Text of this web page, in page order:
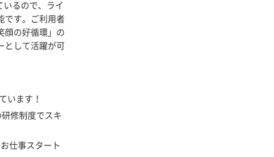
るので、ライ
です。ご利用者
顔の好循環」の
として活躍が可
います！
修制度でスキ
仕事スタート